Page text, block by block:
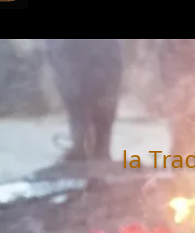
la